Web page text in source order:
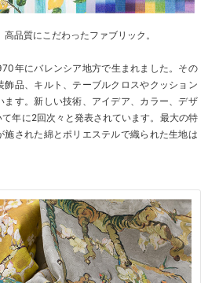
品質にこだわったファブリック。
年にバレンシア地方で生まれました。その
品、キルト、テーブルクロスやクッション
す。新しい技術、アイデア、カラー、デザ
年に2回次々と発表されています。最大の特
された綿とポリエステルで織られた生地は